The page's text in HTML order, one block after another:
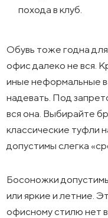
похода в клуб.
Обувь тоже годна
офис далеко не вся.
иные неформальные
надевать. Под
вся она. Выбирайте
классические туфли
допустимы слегка
Босоножки
или яркие и летние.
офисному стилю нет